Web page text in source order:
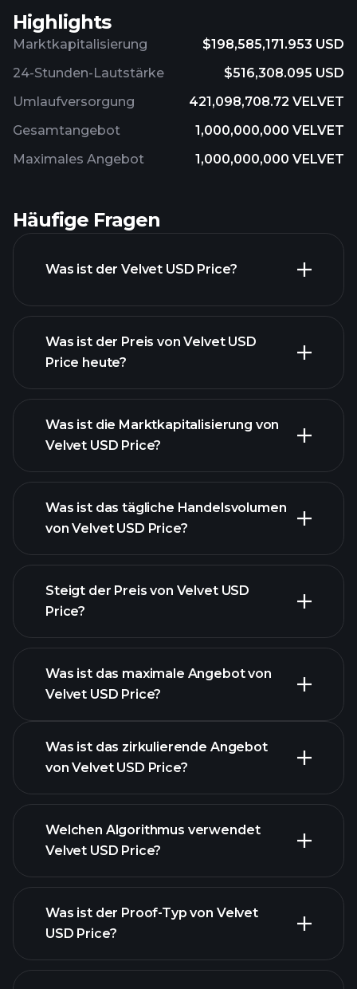
Highlights
Marktkapitalisierung
$198,585,171.953 USD
24-Stunden-Lautstärke
$516,308.095 USD
Umlaufversorgung
421,098,708.72 VELVET
Gesamtangebot
1,000,000,000 VELVET
Maximales Angebot
1,000,000,000 VELVET
Häufige Fragen
Was ist der Velvet USD Price?
Was ist der Preis von Velvet USD
Price heute?
fortgeschrittenen Chart
Was ist die Marktkapitalisierung von
Velvet USD Price?
Was ist das tägliche Handelsvolumen
von Velvet USD Price?
Steigt der Preis von Velvet USD
Price?
Velvet USD Price Chart
Was ist das maximale Angebot von
Velvet USD Price?
Was ist das zirkulierende Angebot
von Velvet USD Price?
Welchen Algorithmus verwendet
Velvet USD Price?
Was ist der Proof-Typ von Velvet
USD Price?